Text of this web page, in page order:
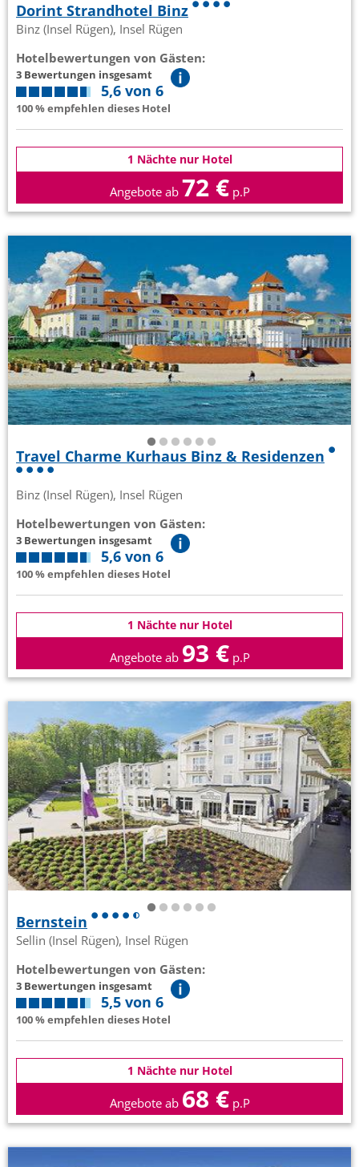
Dorint Strandhotel Binz
Binz (Insel Rügen), Insel Rügen
Hotelbewertungen von Gästen:
3 Bewertungen insgesamt
5,6 von 6
100 % empfehlen dieses Hotel
1 Nächte nur Hotel
Angebote ab 72 € p.P
Travel Charme Kurhaus Binz & Residenzen
Binz (Insel Rügen), Insel Rügen
Hotelbewertungen von Gästen:
3 Bewertungen insgesamt
5,6 von 6
100 % empfehlen dieses Hotel
1 Nächte nur Hotel
Angebote ab 93 € p.P
Bernstein
Sellin (Insel Rügen), Insel Rügen
Hotelbewertungen von Gästen:
3 Bewertungen insgesamt
5,5 von 6
100 % empfehlen dieses Hotel
1 Nächte nur Hotel
Angebote ab 68 € p.P